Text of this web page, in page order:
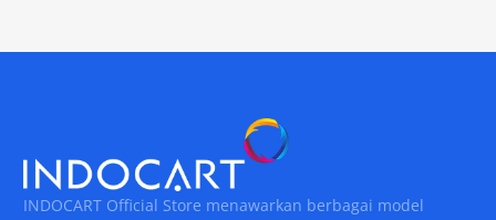
INDOCART Official Store menawarkan berbagai model